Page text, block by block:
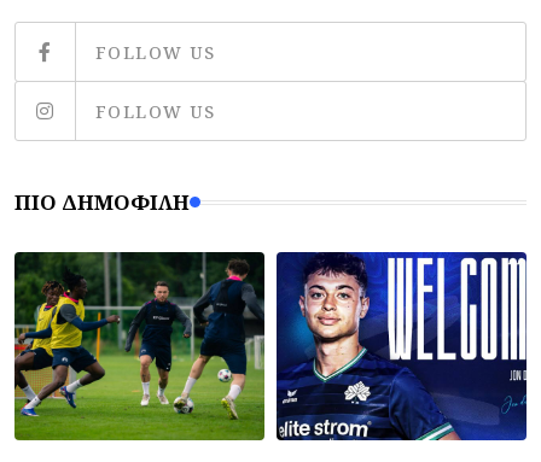
FOLLOW US
FOLLOW US
ΠΙΟ ΔΗΜΟΦΙΛΉ